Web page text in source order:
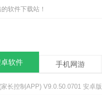
软件下载站！
软件 手机网游
长控制APP) V9.0.50.0701 安卓版